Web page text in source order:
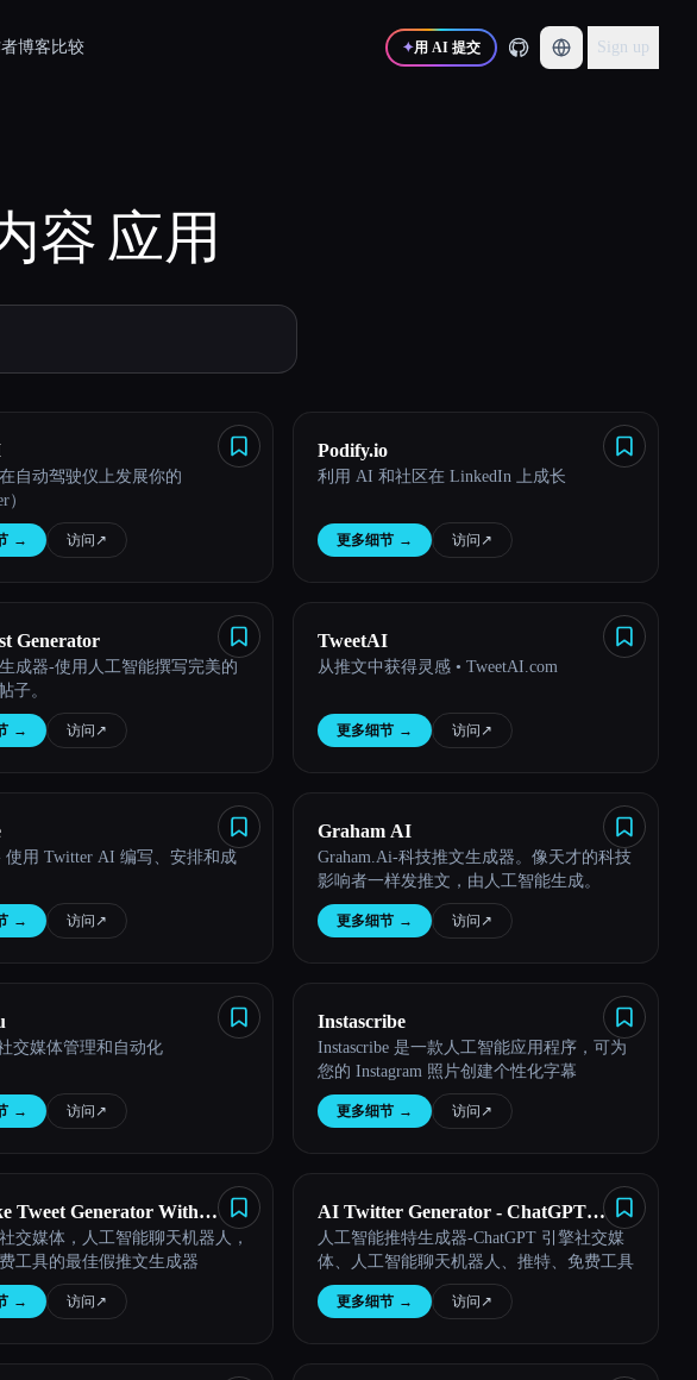
博客 比较 ✦用 AI 提交 Sign up
容应用
自动驾驶仪上发展你的
→ 访问 ↗︎
Podify.io
利用 AI 和社区在 LinkedIn 上成长
更多细节 → 访问 ↗︎
Generator
成器-使用人工智能撰写完美的
子。
→ 访问 ↗︎
TweetAI
从推文中获得灵感 • TweetAI.com
更多细节 → 访问 ↗︎
使用 Twitter AI 编写、安排和成
→ 访问 ↗︎
Graham AI
Graham.Ai-科技推文生成器。像天才的科技
影响者一样发推文，由人工智能生成。
更多细节 → 访问 ↗︎
交媒体管理和自动化
→ 访问 ↗︎
Instascribe
Instascribe 是一款人工智能应用程序，可为
您的 Instagram 照片创建个性化字幕
更多细节 → 访问 ↗︎
Tweet Generator With
交媒体，人工智能聊天机器人，
工具的最佳假推文生成器
→ 访问 ↗︎
AI Twitter Generator - ChatGPT
Engine
人工智能推特生成器-ChatGPT 引擎社交媒
体、人工智能聊天机器人、推特、免费工具
更多细节 → 访问 ↗︎